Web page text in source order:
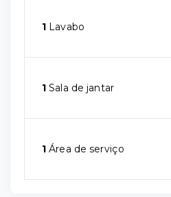
1 Lavabo
1 Sala de jantar
1 Área de serviço